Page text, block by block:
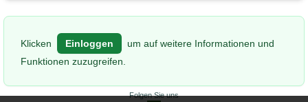
Klicken Einloggen
um auf weitere Informationen und
Funktionen zuzugreifen.
Folgen Sie uns